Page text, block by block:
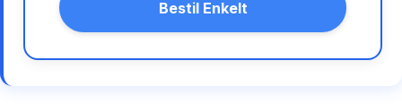
Bestil Enkelt